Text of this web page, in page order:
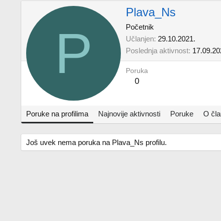
P
Plava_Ns
Početnik
Učlanjen 29.10.2021.
Poslednja aktivnost
Poruka
0
Poruke na profilima Najnovije aktivnosti Poruke O
Još uvek nema poruka na Plava_Ns profilu.